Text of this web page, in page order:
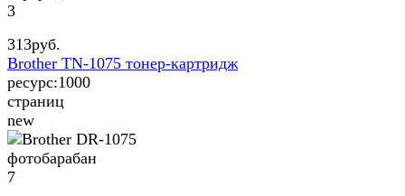
3
313руб.
Brother TN-1075 тонер-картридж
ресурс:1000
страниц
new
7